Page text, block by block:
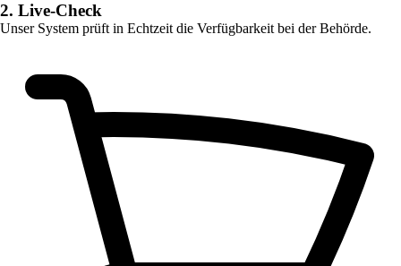
2. Live-Check
Unser System prüft in Echtzeit die Verfügbarkeit bei der Behörde.